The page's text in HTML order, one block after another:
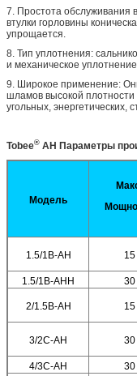
7. Простота обслуживания
втулки горловины
упрощается.
8. Тип уплотнения:
и механическое
9. Широкое применение:
шламов высокой
угольных,
Tobee® AH Параметры
Модель
1.5/1B-AH 15
1.5/1B-AHH
30
2/1.5B-AH 15
3/2C-AH 30
4/3C-AH
30